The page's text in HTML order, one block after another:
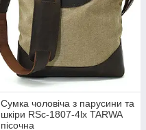
Сумка чоловіча з парусини та
шкіри RSc-1807-4lx TARWA
пісочна